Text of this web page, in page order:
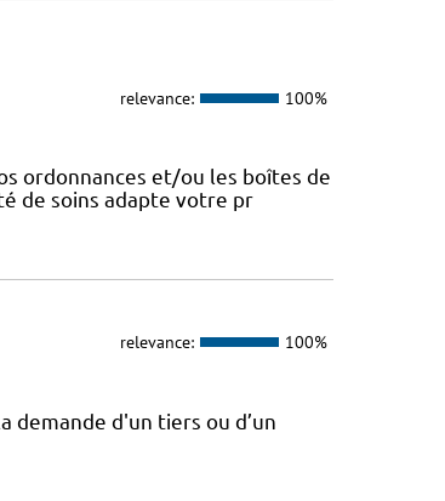
relevance: 100%
ordonnances et/ou les boîtes de
de soins adapte votre pr
relevance: 100%
d'un tiers ou d’un